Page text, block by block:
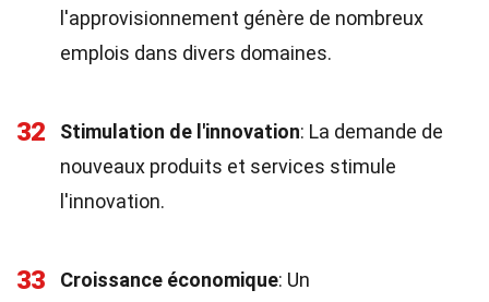
l'approvisionnement génère de nombreux
emplois dans divers domaines.
32 Stimulation de l'innovation: La demande de
nouveaux produits et services stimule
l'innovation.
33 Croissance économique: Un